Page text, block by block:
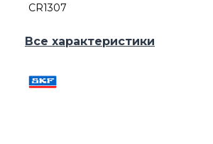
CR1307
Все характеристики